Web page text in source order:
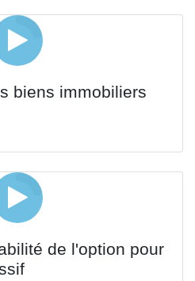
biens immobiliers
de l'option pour